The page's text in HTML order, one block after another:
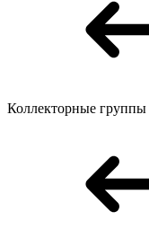
Коллекторные группы